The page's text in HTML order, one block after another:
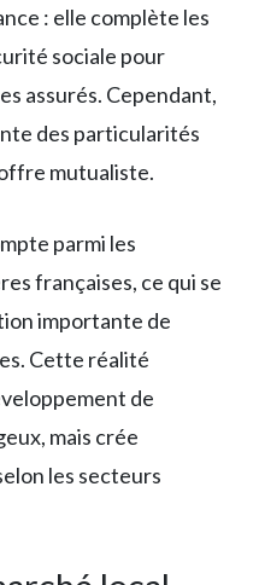
: elle complète les
sociale pour
assurés. Cependant,
des particularités
mutualiste.
parmi les
françaises, ce qui se
importante de
Cette réalité
de
mais crée
les secteurs